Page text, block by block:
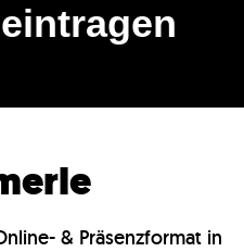
& Präsenzformat in